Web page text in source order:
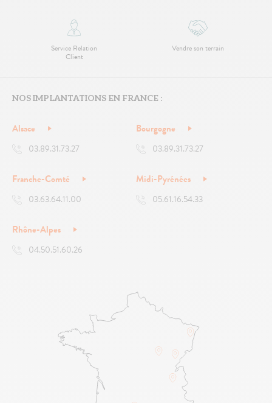
Service Relation
Client
Vendre son terrain
NOS IMPLANTATIONS EN FRANCE :
Alsace
03.89.31.73.27
Bourgogne
03.89.31.73.27
Franche-Comté
03.63.64.11.00
Midi-Pyrénées
05.61.16.54.33
Rhône-Alpes
04.50.51.60.26